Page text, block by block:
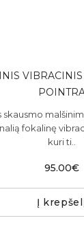
skausmo
fokalinę
kuri ti..
95.00€
Į